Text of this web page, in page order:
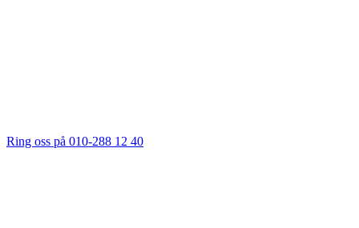
Ring oss på 010-288 12 40